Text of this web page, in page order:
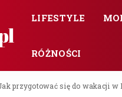
LIFESTYLE
RÓŻNOŚCI
przygotować się do wakacji w